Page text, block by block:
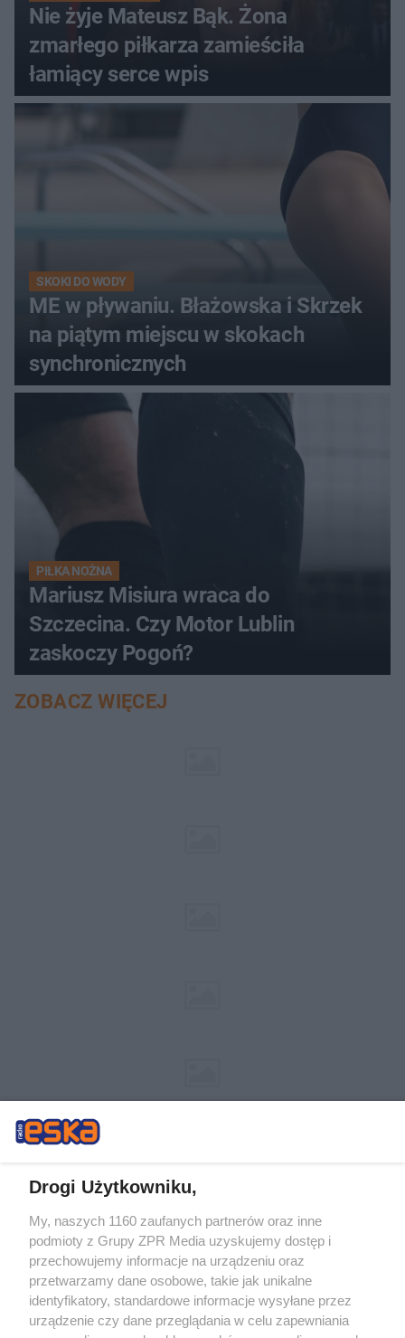
Nie żyje Mateusz Bąk. Żona
zmarłego piłkarza zamieściła
łamiący serce wpis
SKOKI DO WODY
ME w pływaniu. Błażowska i Skrzek
na piątym miejscu w skokach
synchronicznych
PIŁKA NOŻNA
Mariusz Misiura wraca do
Szczecina. Czy Motor Lublin
zaskoczy Pogoń?
ZOBACZ WIĘCEJ
Żaden utwór zamieszczony w serwisie nie może być powielany i
rozpowszechniany lub dalej rozpowszechniany w jakikolwiek sposób (w
tym także elektroniczny lub mechaniczny) na jakimkolwiek polu
eksploatacji w jakiejkolwiek formie, włącznie z umieszczaniem w Internecie
bez pisemnej zgody właściciela praw. Jakiekolwiek użycie lub
wykorzystanie utworów w całości lub w części z naruszeniem prawa, tzn.
bez właściwej zgody, jest zabronione pod groźbą kary i może być ścigane
prawnie.
Drogi Użytkowniku,
My, naszych 1160 zaufanych partnerów oraz inne
podmioty z Grupy ZPR Media uzyskujemy dostęp i
przechowujemy informacje na urządzeniu oraz
przetwarzamy dane osobowe, takie jak unikalne
identyfikatory, standardowe informacje wysyłane przez
urządzenie czy dane przeglądania w celu zapewniania